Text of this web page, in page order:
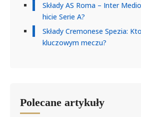
Składy AS Roma – Inter
hicie Serie A?
Składy Cremonese Spezia:
kluczowym meczu?
Polecane artykuły